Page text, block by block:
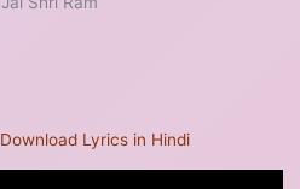
Download Lyrics in Hindi